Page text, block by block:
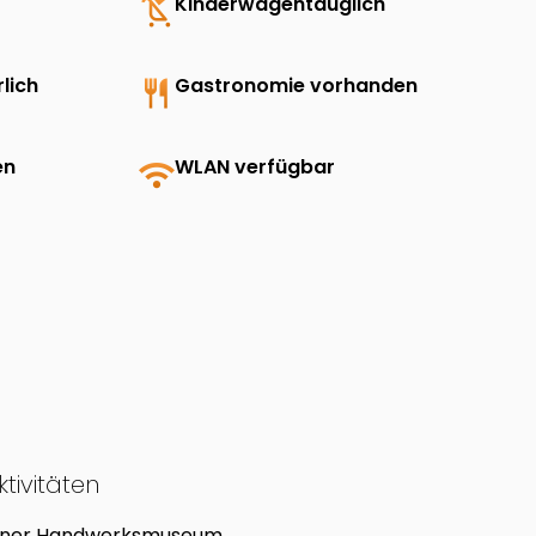
child_friendly
restaurant Gastronomie vorhanden
wifiWLAN verfügbar